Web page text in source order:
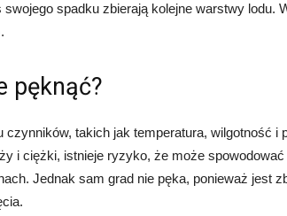
spadku zbierają kolejne warstwy lodu.
pęknąć?
czynników, takich jak temperatura, wilgotność i
i ciężki, istnieje ryzyko, że może
Jednak sam grad nie pęka, ponieważ jest